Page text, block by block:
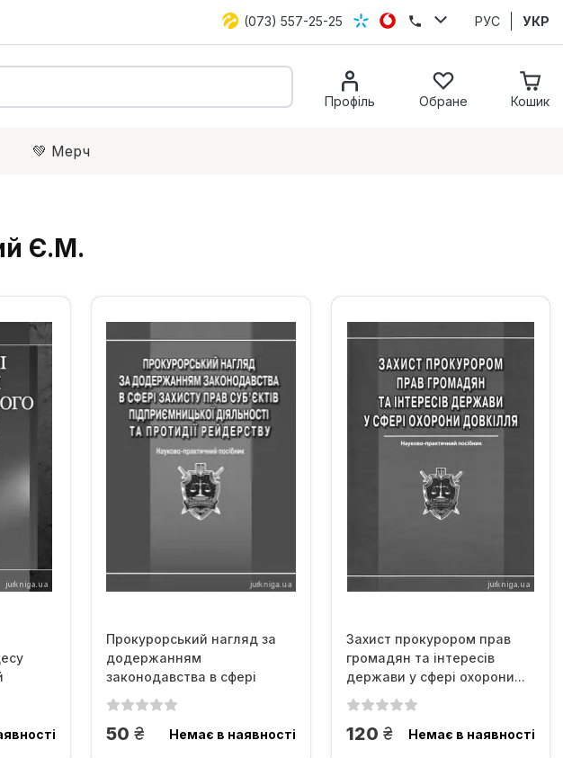
(073) 557-25-25 РУС УКР
Профіль Обране Кошик
💚 Мерч
Є.М.
Прокурорський нагляд за
додержанням
законодавства в сфері
захисту прав...
50 грн. Немає в наявності
Захист прокурором прав
громадян та інтересів
держави у сфері охорони...
120 грн.Немає в наявності